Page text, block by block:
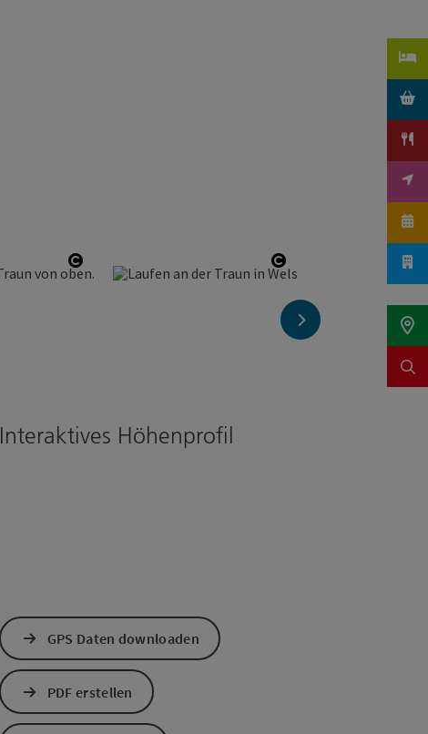
Copyright öffnen Copyright öffnen
nächstes Element
Interaktives Höhenprofil
GPS Daten downloaden
PDF erstellen